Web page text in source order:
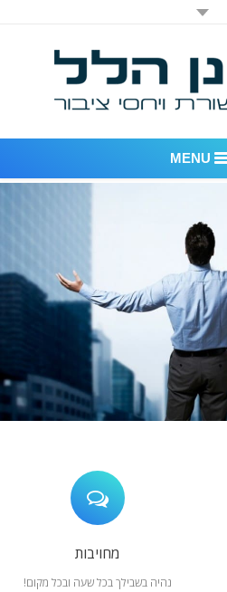
MENU
שביצענו
ציבור רונן הלל
מחויבות
נהיה בשבילך בכל שעה ובכל מקום!